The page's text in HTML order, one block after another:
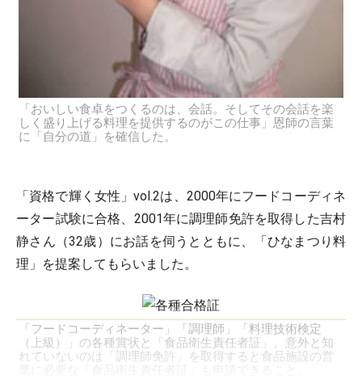
「おいしい食卓をつくるのは、会話。そしてその会話を楽
しく盛り上げる料理を提供するのがこの仕事」恩師の言葉
に「自分の道」を確信した。
「資格で輝く女性」vol.2は、2000年にフードコーディネ
ーター試験に合格、2001年に調理師免許を取得した吉村
静さん（32歳）にお話を伺うとともに、「ひなまつり料
理」を提案してもらいました。
「フードコーディネーター」「調理師」「料理技術検定
（上級）」の各種賞状と「食品衛生責任者証」。意外と知
れていないのは「調理師免許」を取得すると食品施設の営